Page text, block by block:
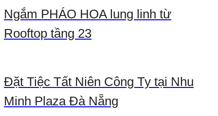
Ngắm PHÁO HOA lung linh từ
Rooftop tầng 23
Đặt Tiệc Tất Niên Công Ty tại Nhu
Minh Plaza Đà Nẵng